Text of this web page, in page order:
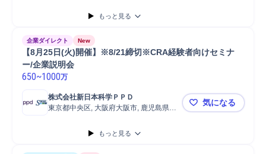
取扱製品 医療/福祉業界
もっと見る
企業ダイレクト New
【8月25日(火)開催】※8/21締切※CRA経験者向けセミナ
ー/企業説明会
650~1000万
株式会社新日本科学ＰＰＤ
東京都中央区, 大阪府大阪市, 鹿児島県鹿
【8月25日(
気になる
もっと見る